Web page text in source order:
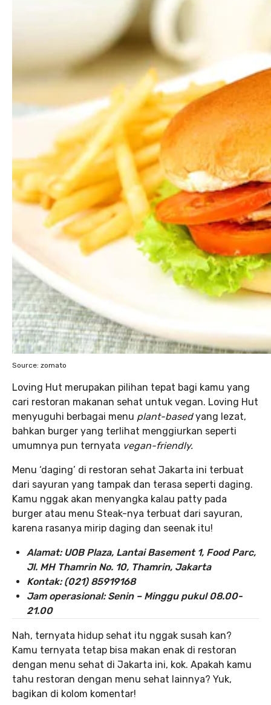
Source: zomato
Loving Hut merupakan pilihan tepat bagi kamu yang
cari restoran makanan sehat untuk vegan. Loving Hut
menyuguhi berbagai menu plant-basedyang lezat,
bahkan burger yang terlihat menggiurkan seperti
umumnya pun ternyata vegan-friendly.
Menu ‘daging’ di restoran sehat Jakarta ini terbuat
dari sayuran yang tampak dan terasa seperti daging.
Kamu nggak akan menyangka kalau patty pada
burger atau menu Steak-nya terbuat dari sayuran,
karena rasanya mirip daging dan seenak itu!
Alamat: UOB Plaza, Lantai Basement 1, Food Parc,
Jl. MH Thamrin No. 10, Thamrin, Jakarta
Kontak: (021) 85919168
Jam operasional: Senin – Minggu pukul 08.00-
21.00
Nah, ternyata hidup sehat itu nggak susah kan?
Kamu ternyata tetap bisa makan enak di restoran
dengan menu sehat di Jakarta ini, kok. Apakah kamu
tahu restoran dengan menu sehat lainnya? Yuk,
bagikan di kolom komentar!